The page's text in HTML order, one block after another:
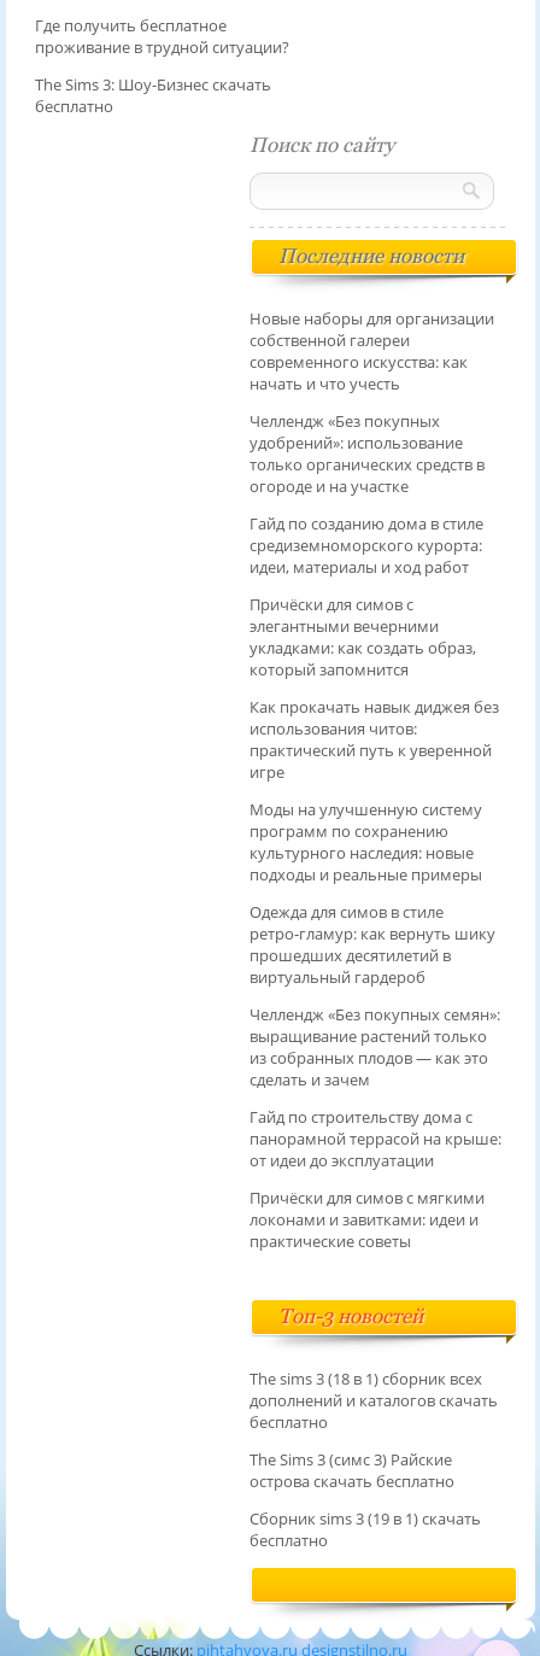
Где получить бесплатное
проживание в трудной ситуации?
The Sims 3: Шоу-Бизнес скачать
бесплатно
Поиск по сайту
Последние новости
Новые наборы для организации
собственной галереи
современного искусства: как
начать и что учесть
Челлендж «Без покупных
удобрений»: использование
только органических средств в
огороде и на участке
Гайд по созданию дома в стиле
средиземноморского курорта:
идеи, материалы и ход работ
Причёски для симов с
элегантными вечерними
укладками: как создать образ,
который запомнится
Как прокачать навык диджея без
использования читов:
практический путь к уверенной
игре
Моды на улучшенную систему
программ по сохранению
культурного наследия: новые
подходы и реальные примеры
Одежда для симов в стиле
ретро‑гламур: как вернуть шику
прошедших десятилетий в
виртуальный гардероб
Челлендж «Без покупных семян»:
выращивание растений только
из собранных плодов — как это
сделать и зачем
Гайд по строительству дома с
панорамной террасой на крыше:
от идеи до эксплуатации
Причёски для симов с мягкими
локонами и завитками: идеи и
практические советы
Топ-3 новостей
The sims 3 (18 в 1) сборник всех
дополнений и каталогов скачать
бесплатно
The Sims 3 (симс 3) Райские
острова скачать бесплатно
Сборник sims 3 (19 в 1) скачать
бесплатно
Ссылки: pihtahvoya.rudesignstilno.ru